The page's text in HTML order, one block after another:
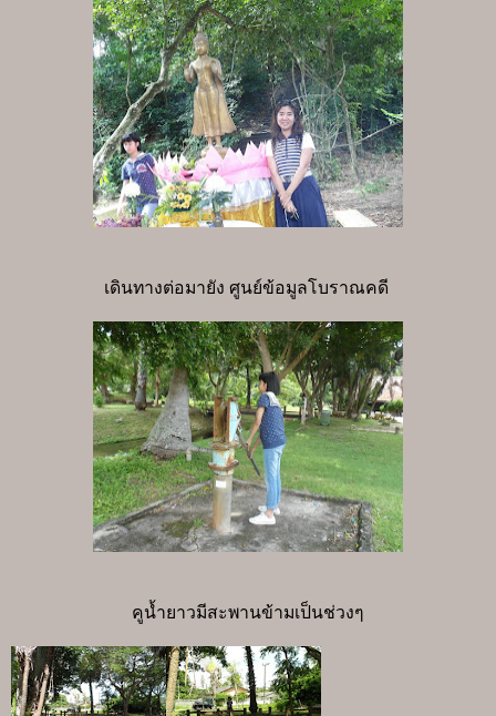
เดินทางต่อมายัง ศูนย์ข้อมูลโบราณคดี
คูน้ำยาวมีสะพานข้ามเป็นช่วงๆ